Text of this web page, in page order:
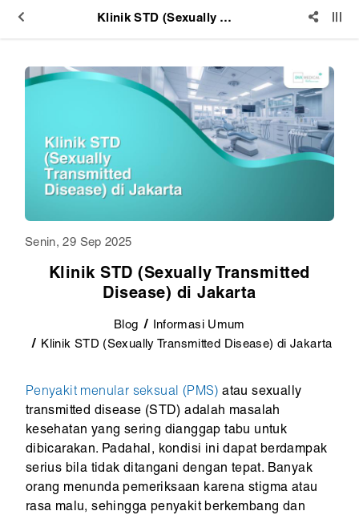
Klinik STD (Sexually Transmitted Disease) di Jakarta
Senin, 29 Sep 2025
Klinik STD (Sexually Transmitted
Disease) di Jakarta
Blog
Informasi Umum
Klinik STD (Sexually Transmitted Disease) di Jakarta
Penyakit menular seksual (PMS)atau sexually
transmitted disease (STD) adalah masalah
kesehatan yang sering dianggap tabu untuk
dibicarakan. Padahal, kondisi ini dapat berdampak
serius bila tidak ditangani dengan tepat. Banyak
orang menunda pemeriksaan karena stigma atau
rasa malu, sehingga penyakit berkembang dan